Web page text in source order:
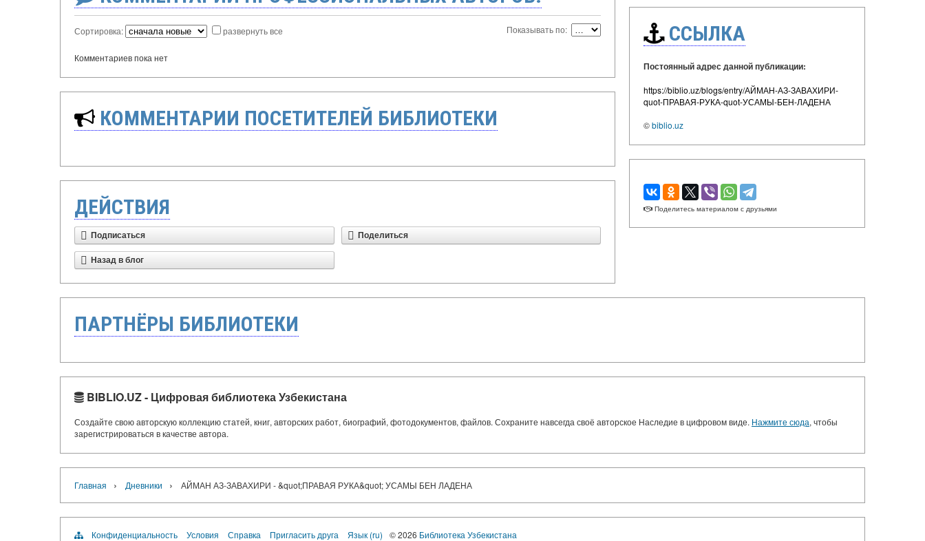
Сортировка: развернуть все Показывать по:
Комментариев пока нет
КОММЕНТАРИИ ПОСЕТИТЕЛЕЙ БИБЛИОТЕКИ
ДЕЙСТВИЯ
Подписаться Поделиться
Назад в блог
ССЫЛКА
Постоянный адрес данной публикации:
https://biblio.uz/blogs/entry/АЙМАН-АЗ-ЗАВАХИРИ-
quot-ПРАВАЯ-РУКА-quot-УСАМЫ-БЕН-ЛАДЕНА
©biblio.uz
Поделитесь материалом с друзьями
ПАРТНЁРЫ БИБЛИОТЕКИ
BIBLIO.UZ - Цифровая библиотека Узбекистана
Создайте свою авторскую коллекцию статей, книг, авторских работ, биографий, фотодокументов, файлов. Сохраните навсегда своё авторское Наследие в цифровом виде. Нажмите сюда, чтобы
зарегистрироваться в качестве автора.
Главная › Дневники › АЙМАН АЗ-ЗАВАХИРИ - &quot;ПРАВАЯ РУКА&quot; УСАМЫ БЕН ЛАДЕНА
Конфиденциальность Условия Справка Пригласить друга Язык (ru) © 2026 Библиотека Узбекистана